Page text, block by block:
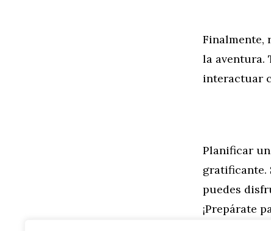
Finalmente,
la aventura.
interactuar
Planificar
gratificante.
puedes
¡Prepárate